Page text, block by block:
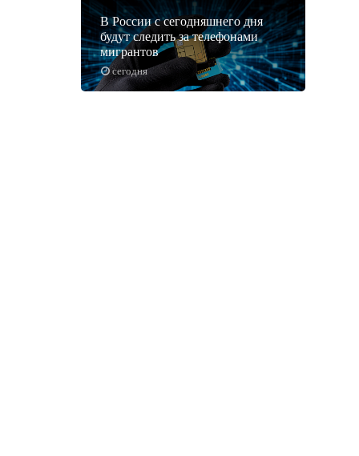
сегодня
В России с сегодняшнего дня
будут следить за телефонами
мигрантов